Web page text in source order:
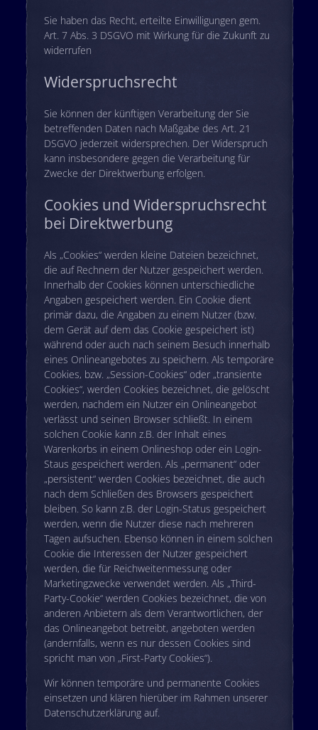
Sie haben das Recht, erteilte Einwilligungen gem.
Art. 7 Abs. 3 DSGVO mit Wirkung für die Zukunft zu
widerrufen
Widerspruchsrecht
Sie können der künftigen Verarbeitung der Sie
betreffenden Daten nach Maßgabe des Art. 21
DSGVO jederzeit widersprechen. Der Widerspruch
kann insbesondere gegen die Verarbeitung für
Zwecke der Direktwerbung erfolgen.
Cookies und Widerspruchsrecht
bei Direktwerbung
Als „Cookies“ werden kleine Dateien bezeichnet,
die auf Rechnern der Nutzer gespeichert werden.
Innerhalb der Cookies können unterschiedliche
Angaben gespeichert werden. Ein Cookie dient
primär dazu, die Angaben zu einem Nutzer (bzw.
dem Gerät auf dem das Cookie gespeichert ist)
während oder auch nach seinem Besuch innerhalb
eines Onlineangebotes zu speichern. Als temporäre
Cookies, bzw. „Session-Cookies“ oder „transiente
Cookies“, werden Cookies bezeichnet, die gelöscht
werden, nachdem ein Nutzer ein Onlineangebot
verlässt und seinen Browser schließt. In einem
solchen Cookie kann z.B. der Inhalt eines
Warenkorbs in einem Onlineshop oder ein Login-
Staus gespeichert werden. Als „permanent“ oder
„persistent“ werden Cookies bezeichnet, die auch
nach dem Schließen des Browsers gespeichert
bleiben. So kann z.B. der Login-Status gespeichert
werden, wenn die Nutzer diese nach mehreren
Tagen aufsuchen. Ebenso können in einem solchen
Cookie die Interessen der Nutzer gespeichert
werden, die für Reichweitenmessung oder
Marketingzwecke verwendet werden. Als „Third-
Party-Cookie“ werden Cookies bezeichnet, die von
anderen Anbietern als dem Verantwortlichen, der
das Onlineangebot betreibt, angeboten werden
(andernfalls, wenn es nur dessen Cookies sind
spricht man von „First-Party Cookies“).
Wir können temporäre und permanente Cookies
einsetzen und klären hierüber im Rahmen unserer
Datenschutzerklärung auf.